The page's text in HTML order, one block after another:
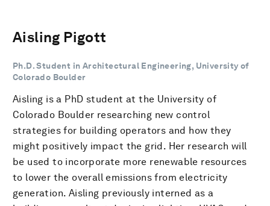
Aisling Pigott
Ph.D. Student in Architectural Engineering, University of
Colorado Boulder
Aisling is a PhD student at the University of
Colorado Boulder researching new control
strategies for building operators and how they
might positively impact the grid. Her research will
be used to incorporate more renewable resources
to lower the overall emissions from electricity
generation. Aisling previously interned as a